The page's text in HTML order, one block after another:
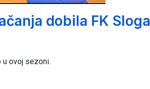
dobila FK Sloga
u ovoj sezoni.